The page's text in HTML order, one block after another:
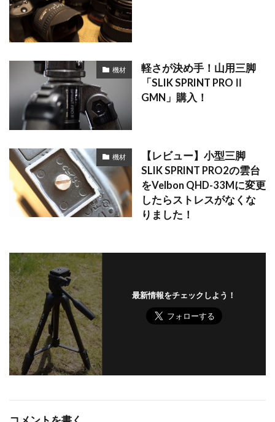
機材
軽さが決め手！山用三脚
「SLIK SPRINT PROⅡ
GMN」購入！
機材
【レビュー】小型三脚
SLIK SPRINT PRO2の雲台
をVelbon QHD-33Mに変更
したらストレスがなくな
りました！
最新情報をチェックしよう！